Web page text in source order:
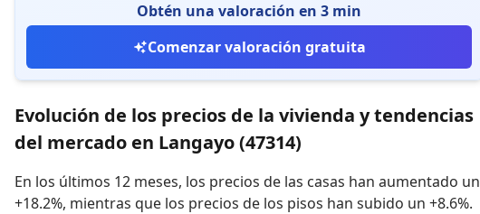
Obtén una valoración en 3 min
Comenzar valoración gratuita
Evolución de los precios de la vivienda y tendencias
del mercado en Langayo (47314)
En los últimos 12 meses, los precios de las casas han aumentado un
+18.2%, mientras que los precios de los pisos han subido un +8.6%.